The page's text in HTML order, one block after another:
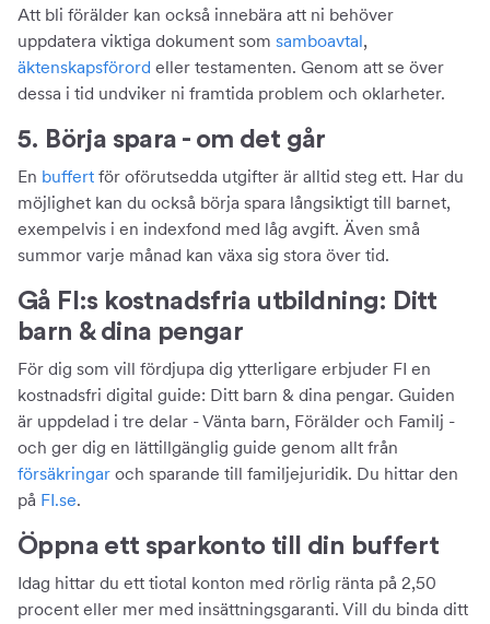
Att bli förälder kan också innebära att ni behöver
uppdatera viktiga dokument som samboavtal,
äktenskapsförord eller testamenten. Genom att se över
dessa i tid undviker ni framtida problem och oklarheter.
5. Börja spara - om det går
En buffert för oförutsedda utgifter är alltid steg ett. Har du
möjlighet kan du också börja spara långsiktigt till barnet,
exempelvis i en indexfond med låg avgift. Även små
summor varje månad kan växa sig stora över tid.
Gå FI:s kostnadsfria utbildning: Ditt
barn & dina pengar
För dig som vill fördjupa dig ytterligare erbjuder FI en
kostnadsfri digital guide: Ditt barn & dina pengar. Guiden
är uppdelad i tre delar - Vänta barn, Förälder och Familj -
och ger dig en lättillgänglig guide genom allt från
försäkringar och sparande till familjejuridik. Du hittar den
på FI.se.
Öppna ett sparkonto till din buffert
Idag hittar du ett tiotal konton med rörlig ränta på 2,50
procent eller mer med insättningsgaranti. Vill du binda ditt